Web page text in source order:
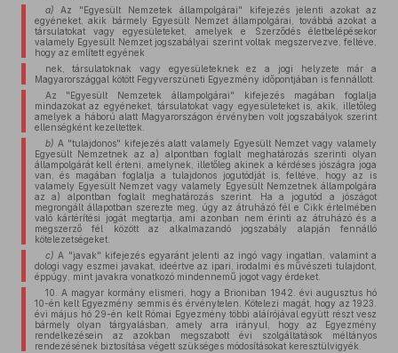
a) Az "Egyesült Nemzetek állampolgárai" kifejezés jelenti azokat az
egyéneket, akik bármely Egyesült Nemzet állampolgárai, továbbá azokat a
társulatokat vagy egyesületeket, amelyek e Szerződés életbelépésekor
valamely Egyesült Nemzet jogszabályai szerint voltak megszervezve, feltéve,
hogy az említett egyének
nek, társulatoknak vagy egyesületeknek ez a jogi helyzete már a
Magyarországgal kötött Fegyverszüneti Egyezmény időpontjában is fennállott.
Az "Egyesült Nemzetek állampolgárai" kifejezés magában foglalja
mindazokat az egyéneket, társulatokat vagy egyesületeket is, akik, illetőleg
amelyek a háború alatt Magyarországon érvényben volt jogszabályok szerint
ellenségként kezeltettek.
b) A "tulajdonos" kifejezés alatt valamely Egyesült Nemzet vagy valamely
Egyesült Nemzetnek az a) alpontban foglalt meghatározás szerinti olyan
állampolgárát kell érteni, amelynek, illetőleg akinek a kérdéses jószágra joga
van, és magában foglalja a tulajdonos jogutódját is, feltéve, hogy az is
valamely Egyesült Nemzet vagy valamely Egyesült Nemzetnek állampolgára
az a) alpontban foglalt meghatározás szerint. Ha a jogutód a jószágot
megrongált állapotban szerezte meg, úgy az átruházó fél e Cikk értelmében
való kártérítési jogát megtartja, ami azonban nem érinti az átruházó és a
megszerző fél között az alkalmazandó jogszabály alapján fennálló
kötelezetségeket.
c) A "javak" kifejezés egyaránt jelenti az ingó vagy ingatlan, valamint a
dologi vagy eszmei javakat, ideértve az ipari, irodalmi és művészeti tulajdont,
éppúgy, mint javakra vonatkozó mindennemű jogot vagy érdeket.
10. A magyar kormány elismeri, hogy a Brioniban 1942. évi augusztus hó
10-én kelt Egyezmény semmis és érvénytelen. Kötelezi magát, hogy az 1923.
évi május hó 29-én kelt Római Egyezmény többi aláírójával együtt részt vesz
bármely olyan tárgyalásban, amely arra irányul, hogy az Egyezmény
rendelkezésein az azokban megszabott évi szolgáltatások méltányos
rendezésének biztosítása végett szükséges módosításokat keresztülvigyék.